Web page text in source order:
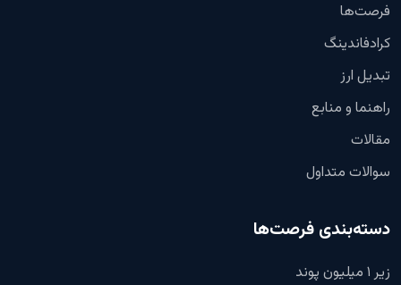
فرصت‌ها
کرادفاندینگ
تبدیل ارز
راهنما و منابع
مقالات
سوالات متداول
دسته‌بندی فرصت‌ها
زیر ۱ میلیون پوند